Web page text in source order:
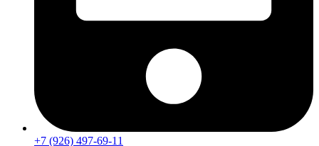
+7 (926) 497-69-11